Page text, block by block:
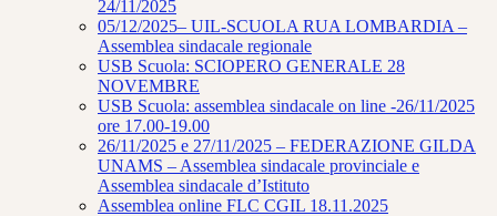
24/11/2025
05/12/2025– UIL-SCUOLA RUA LOMBARDIA –
Assemblea sindacale regionale
USB Scuola: SCIOPERO GENERALE 28
NOVEMBRE
USB Scuola: assemblea sindacale on line -26/11/2025
ore 17.00-19.00
26/11/2025 e 27/11/2025 – FEDERAZIONE GILDA
UNAMS – Assemblea sindacale provinciale e
Assemblea sindacale d’Istituto
Assemblea online FLC CGIL 18.11.2025